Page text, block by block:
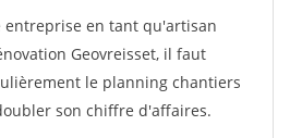
entreprise en tant qu'artisan
Geovreisset, il faut
le planning chantiers
son chiffre d'affaires.